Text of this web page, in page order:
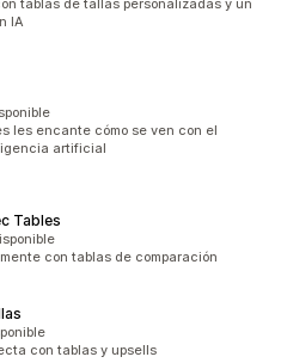
tablas de tallas personalizadas y un
IA
les encante cómo se ven con el
artificial
Tables
con tablas de comparación
con tablas y upsells